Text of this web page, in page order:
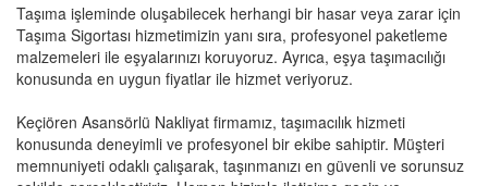
Taşıma işleminde oluşabilecek herhangi bir hasar veya zarar için
Taşıma Sigortası hizmetimizin yanı sıra, profesyonel paketleme
malzemeleri ile eşyalarınızı koruyoruz. Ayrıca, eşya taşımacılığı
konusunda en uygun fiyatlar ile hizmet veriyoruz.
Keçiören Asansörlü Nakliyat firmamız, taşımacılık hizmeti
konusunda deneyimli ve profesyonel bir ekibe sahiptir. Müşteri
memnuniyeti odaklı çalışarak, taşınmanızı en güvenli ve sorunsuz